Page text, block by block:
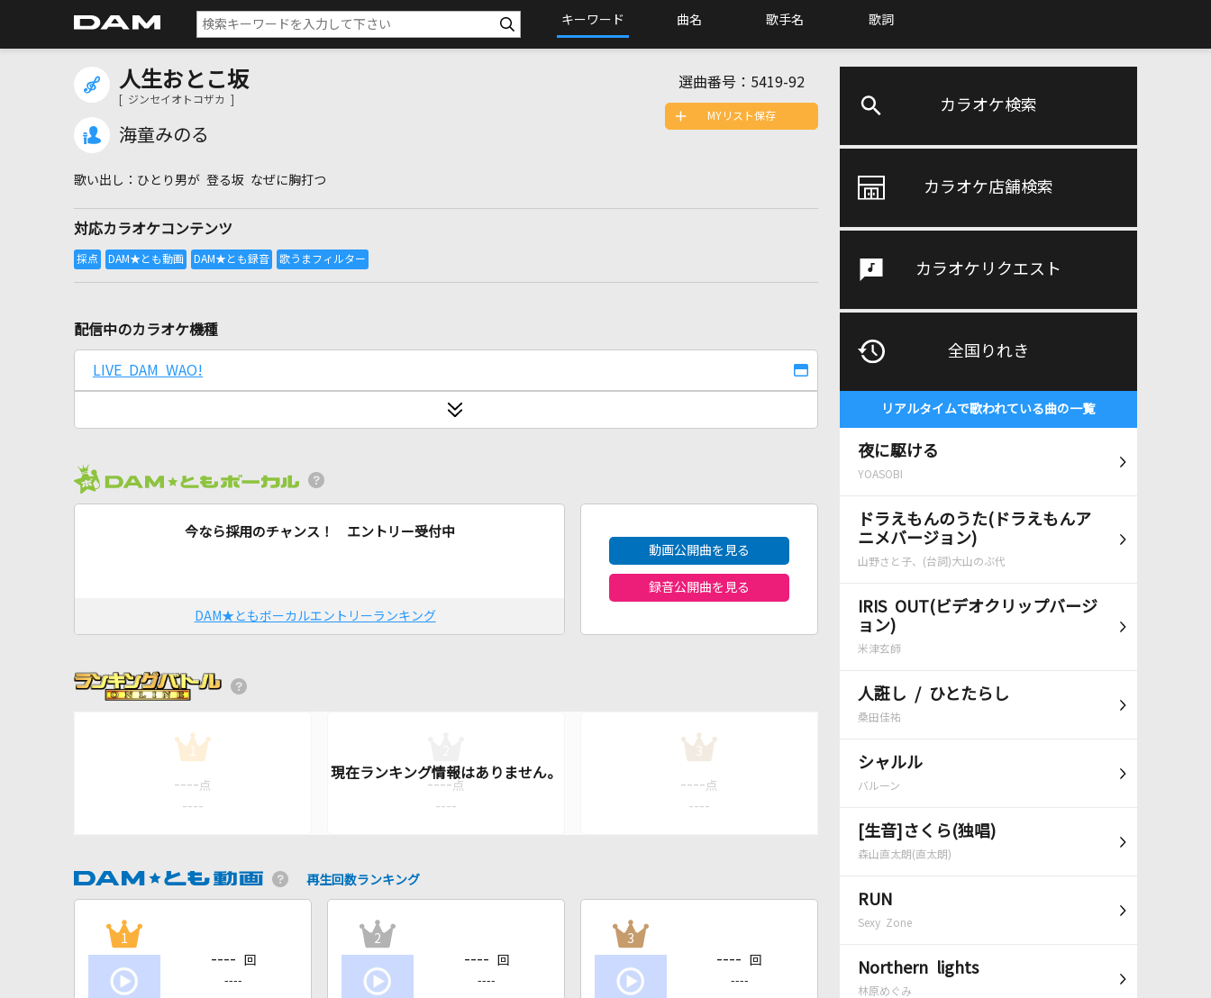
キーワード 曲名 歌手名 歌詞
カラオケ検索
カラオケ店舗検索
カラオケリクエスト
全国りれき
リアルタイムで歌われている曲の一覧
夜に駆ける
YOASOBI
ドラえもんのうた(ドラえもんア
ニメバージョン)
山野さと子、(台詞)大山のぶ代
IRIS OUT(ビデオクリップバージ
ョン)
米津玄師
人誑し / ひとたらし
桑田佳祐
シャルル
バルーン
[生音]さくら(独唱)
森山直太朗(直太朗)
RUN
Sexy Zone
Northern lights
林原めぐみ
人生おとこ坂
[ ジンセイオトコザカ ]
海童みのる
選曲番号： 5419-92
ひとり男が 登る坂 なぜに胸打つ
対応カラオケコンテンツ
MYリスト保存
配信中のカラオケ機種
LIVE DAM WAO!
今なら採用のチャンス！ エントリー受付中
DAM★ともボーカルエントリーランキング
動画公開曲を見る
録音公開曲を見る
1
---- 点
----
---- 点
----
3
---- 点
----
再生回数ランキング
1
---- 回
----
2
---- 回
----
3
---- 回
----